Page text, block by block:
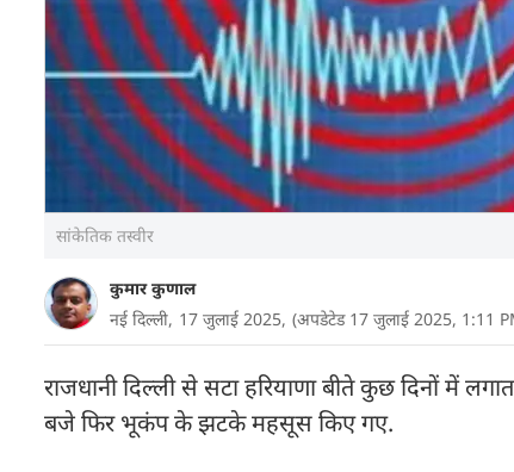
सांकेतिक तस्वीर
कुमार कुणाल
नई दिल्ली, 17 जुलाई 2025, (अपडेटेड 17 जुलाई 2025, 1:11
राजधानी दिल्ली से सटा हरियाणा बीते कुछ दिनों में
बजे फिर भूकंप के झटके महसूस किए गए.